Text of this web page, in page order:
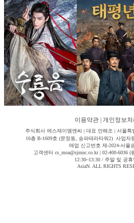
이용약관 개인정보처
주식회사 에스제이엠엔씨 | 대표 안해조 | 서울
16층 B-1609호 (문정동, 송파테라타워2) 사업자
매업 신고번호 제-2024-서울
고객센터 cs_moa@sjmnc.co.kr | 02-400-6036
12:30~13:30 / 주말 및 공
AsiaN. ALL RIGHTS